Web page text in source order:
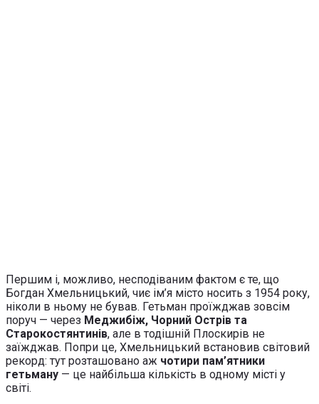
Першим і, можливо, несподіваним фактом є те, що
Богдан Хмельницький, чиє ім’я місто носить з 1954 року,
ніколи в ньому не бував. Гетьман проїжджав зовсім
поруч — через Меджибіж, Чорний Острів та
Старокостянтинів, але в тодішній Плоскирів не
заїжджав. Попри це, Хмельницький встановив світовий
рекорд: тут розташовано аж чотири пам’ятники
гетьману — це найбільша кількість в одному місті у
світі.